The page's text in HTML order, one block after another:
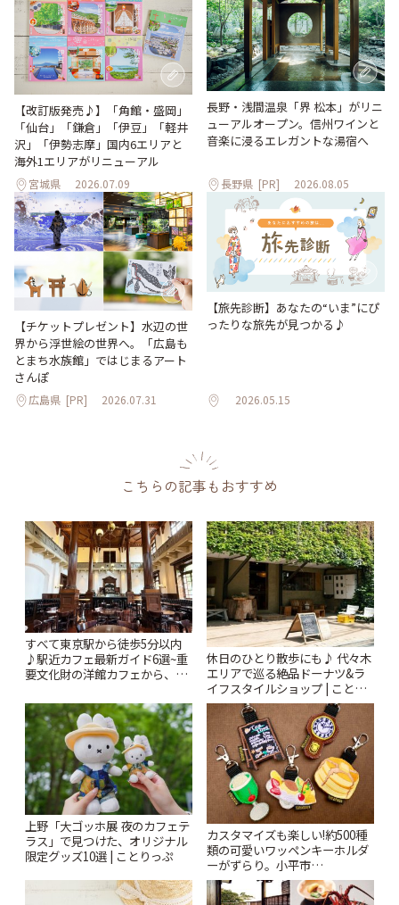
【改訂版発売♪】「角館・盛岡」
「仙台」「鎌倉」「伊豆」「軽井
沢」「伊勢志摩」国内6エリアと
海外1エリアがリニューアル
宮城県 2026.07.09
長野・浅間温泉「界 松本」がリニ
ューアルオープン。信州ワインと
音楽に浸るエレガントな湯宿へ
長野県 [PR] 2026.08.05
【チケットプレゼント】水辺の世
界から浮世絵の世界へ。「広島も
とまち水族館」ではじまるアート
さんぽ
広島県 [PR] 2026.07.31
【旅先診断】あなたの“いま”にぴ
ったりな旅先が見つかる♪
2026.05.15
こちらの記事もおすすめ
すべて東京駅から徒歩5分以内
♪駅近カフェ最新ガイド6選~重
要文化財の洋館カフェから、改
りっぷ
休日のひとり散歩にも♪ 代々木
エリアで巡る絶品ドーナツ&ラ
イフスタイルショップ | ことり
っぷ
上野「大ゴッホ展 夜のカフェテ
ラス」で見つけた、オリジナル
限定グッズ10選 | ことりっぷ
カスタマイズも楽しい!約500種
類の可愛いワッペンキーホルダ
ーがずらり。小平市
「Kimamaya T&K」 | ことりっ
ぷ